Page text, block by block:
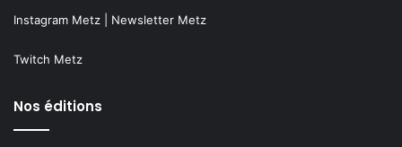
Instagram Metz Newsletter Metz
Twitch Metz
Nos éditions